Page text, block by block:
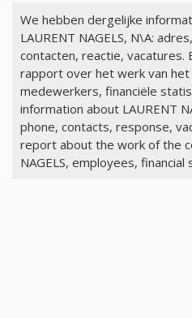
We hebben dergelijke
LAURENT NAGELS, N\A:
contacten, reactie, vacatures.
rapport over het werk van het
medewerkers, financiële
information about LAURENT
phone, contacts, response,
report about the work of the
NAGELS, employees, financial